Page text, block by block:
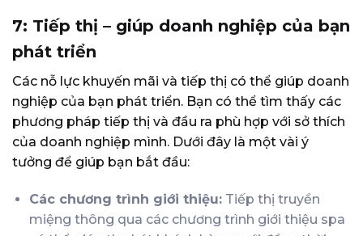
7: Tiếp thị – giúp doanh nghiệp của bạn
phát triển
Các nỗ lực khuyến mãi và tiếp thị có thể giúp doanh
nghiệp của bạn phát triển. Bạn có thể tìm thấy các
phương pháp tiếp thị và đầu ra phù hợp với sở thích
của doanh nghiệp mình. Dưới đây là một vài ý
tưởng để giúp bạn bắt đầu:
Các chương trình giới thiệu:Tiếp thị truyền
miệng thông qua các chương trình giới thiệu spa